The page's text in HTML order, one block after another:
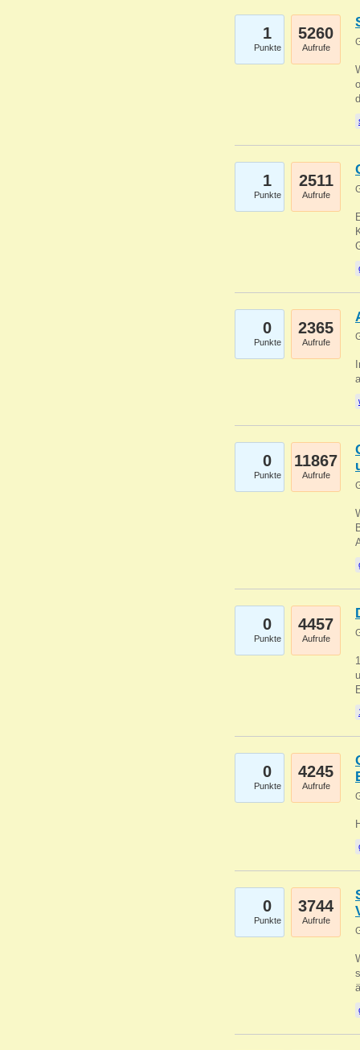
1
Punkte
5260
Aufrufe
1
Punkte
2511
Aufrufe
0
Punkte
2365
Aufrufe
0
Punkte
11867
Aufrufe
0
Punkte
4457
Aufrufe
0
Punkte
4245
Aufrufe
0
Punkte
3744
Aufrufe